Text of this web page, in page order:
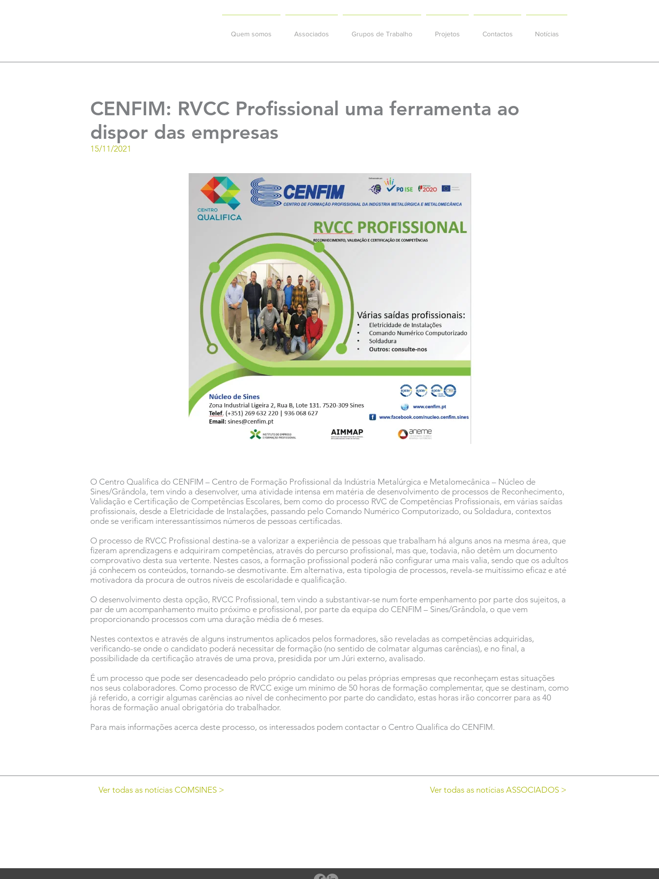
Quem somos Associados Grupos de Trabalho Projetos Contactos Notícias
CENFIM: RVCC Profissional uma ferramenta ao
dispor das empresas
15/11/2021
O Centro Qualifica do CENFIM – Centro de Formação Profissional da Indústria Metalúrgica e Metalomecânica – Núcleo de
Sines/Grândola, tem vindo a desenvolver, uma atividade intensa em matéria de desenvolvimento de processos de Reconhecimento,
Validação e Certificação de Competências Escolares, bem como do processo RVC de Competências Profissionais, em várias saídas
profissionais, desde a Eletricidade de Instalações, passando pelo Comando Numérico Computorizado, ou Soldadura, contextos
onde se verificam interessantíssimos números de pessoas certificadas.
O processo de RVCC Profissional destina-se a valorizar a experiência de pessoas que trabalham há alguns anos na mesma área, que
fizeram aprendizagens e adquiriram competências, através do percurso profissional, mas que, todavia, não detêm um documento
comprovativo desta sua vertente. Nestes casos, a formação profissional poderá não configurar uma mais valia, sendo que os adultos
já conhecem os conteúdos, tornando-se desmotivante. Em alternativa, esta tipologia de processos, revela-se muitíssimo eficaz e até
motivadora da procura de outros níveis de escolaridade e qualificação.
O desenvolvimento desta opção, RVCC Profissional, tem vindo a substantivar-se num forte empenhamento por parte dos sujeitos, a
par de um acompanhamento muito próximo e profissional, por parte da equipa do CENFIM – Sines/Grândola, o que vem
proporcionando processos com uma duração média de 6 meses.
Nestes contextos e através de alguns instrumentos aplicados pelos formadores, são reveladas as competências adquiridas,
verificando-se onde o candidato poderá necessitar de formação (no sentido de colmatar algumas carências), e no final, a
possibilidade da certificação através de uma prova, presidida por um Júri externo, avalisado.
É um processo que pode ser desencadeado pelo próprio candidato ou pelas próprias empresas que reconheçam estas situações
nos seus colaboradores. Como processo de RVCC exige um mínimo de 50 horas de formação complementar, que se destinam, como
já referido, a corrigir algumas carências ao nível de conhecimento por parte do candidato, estas horas irão concorrer para as 40
horas de formação anual obrigatória do trabalhador.
Para mais informações acerca deste processo, os interessados podem contactar o Centro Qualifica do CENFIM.
Ver todas as notícias COMSINES > Ver todas as notícias ASSOCIADOS >